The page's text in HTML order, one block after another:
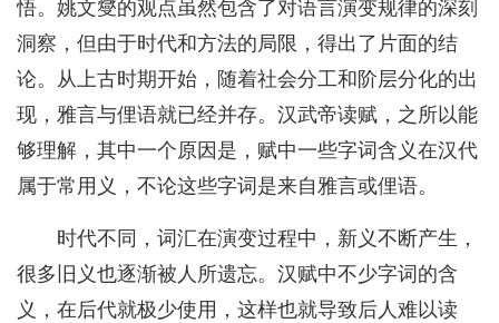
悟。姚文燮的观点虽然包含了对语言演变规律的深刻
洞察，但由于时代和方法的局限，得出了片面的结
论。从上古时期开始，随着社会分工和阶层分化的出
现，雅言与俚语就已经并存。汉武帝读赋，之所以能
够理解，其中一个原因是，赋中一些字词含义在汉代
属于常用义，不论这些字词是来自雅言或俚语。
时代不同，词汇在演变过程中，新义不断产生，
很多旧义也逐渐被人所遗忘。汉赋中不少字词的含
义，在后代就极少使用，这样也就导致后人难以读